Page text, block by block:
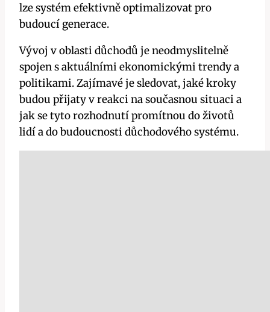
lze systém efektivně optimalizovat pro
budoucí generace.
Vývoj v oblasti důchodů je neodmyslitelně
spojen s aktuálními ekonomickými trendy a
politikami. Zajímavé je sledovat, jaké kroky
budou přijaty v reakci na současnou situaci a
jak se tyto rozhodnutí promítnou do životů
lidí a do budoucnosti důchodového systému.